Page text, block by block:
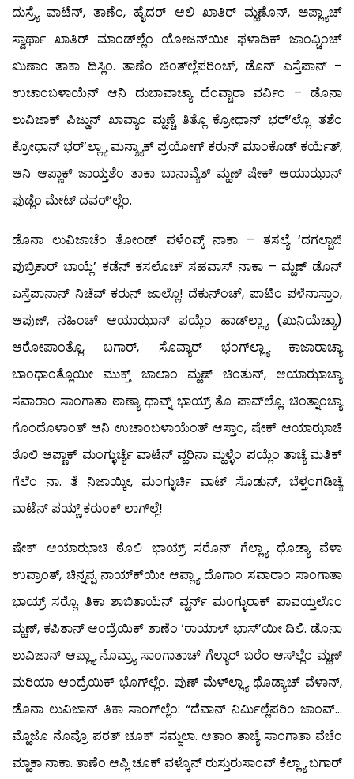
ದುಸ್ರ್ಯೆ ವಾಟೆನ್, ತಾಣೆಂ, ಹೈದರ್ ಆಲಿ ಖಾತಿರ್ ಮ್ಹಣೊನ್, ಅಪ್ಲ್ಯಾಚ್
ಸ್ವಾರ್ಥಾ ಖಾತಿರ್ ಮಾಂಡ್‍ಲ್ಲೆಂ ಯೋಜನ್‍ಯೀ ಫಳಾದಿಕ್ ಜಾಂವ್ಚಿಂಚ್
ಖುಣಾಂ ತಾಕಾ ದಿಸ್ಲಿಂ. ತಾಣೆಂ ಚಿಂತ್‍ಲ್ಲೆಪರಿಂಚ್, ಡೊನ್ ಎಸ್ತೆಪಾನ್ –
ಉಚಾಂಬಳಾಯೆನ್ ಆನಿ ದುಬಾವಾಚ್ಯಾ ದೆಂವ್ಚಾರಾ ವರ್ವಿಂ – ಡೊನಾ
ಲುವಿಜಾಕ್ ಪಿಜ್ಡುನ್ ಖಾವ್ಯಾಂ ಮ್ಹಣ್ಚೆ ತಿತ್ಲೊ ಕ್ರೋಧಾನ್ ಭರ್’ಲ್ಲೊ. ತಶೆಂ
ಕ್ರೋಧಾನ್ ಭರ್’ಲ್ಲ್ಯಾ ಮನ್ಶ್ಯಾಕ್ ಪ್ರಯೋಗ್ ಕರುನ್ ಮಾಂಕೊಡ್ ಕರ್ಯೆತ್,
ಆನಿ ಆಪ್ಣಾಕ್ ಜಾಯ್ತಶೆಂ ತಾಕಾ ಬಾನಾವ್ಯೆತ್ ಮ್ಹಣ್ ಷೇಕ್ ಆಯಾಝಾನ್
ಫುಡ್ಲೆಂ ಮೇಟ್ ದವರ್’ಲ್ಲೆಂ.
ಡೊನಾ ಲುವಿಜಾಚೆಂ ತೋಂಡ್ ಪಳೆಂವ್ಕ್ ನಾಕಾ – ತಸಲ್ಯೆ ‘ದಗಲ್ಬಾಜಿ
ಪುಬ್ರಿಕಾರ್ ಬಾಯ್ಲೆ’ ಕಡೆನ್ ಕಸಲೊಚ್ ಸಹವಾಸ್ ನಾಕಾ – ಮ್ಹಣ್ ಡೊನ್
ಎಸ್ತೆಪಾನಾನ್ ನಿಚೆವ್ ಕರುನ್ ಜಾಲ್ಲೊ! ದೆಕುನ್‍ಂಚ್, ಪಾಟಿಂ ಪಳೆನಾಸ್ತಾಂ,
ಆಪುಣ್, ನಹಿಂಚ್ ಆಯಾಝಾನ್ ಪಯ್ಲೆಂ ಹಾಡ್‍ಲ್ಲ್ಯಾ (ಖುನಿಯೆಚ್ಯಾ)
ಆರೋಪಾಂತ್ಲೊ, ಬಗಾರ್, ಸೊವ್ಯಾರ್ ಭಂಗ್‍ಲ್ಲ್ಯಾ ಕಾಜಾರಾಚ್ಯಾ
ಬಾಂಧಾಂತ್ಲೊಯೀ ಮುಕ್ತ್ ಜಾಲಾಂ ಮ್ಹಣ್ ಚಿಂತುನ್, ಆಯಾಝಾಚ್ಯಾ
ಸವಾರಾಂ ಸಾಂಗಾತಾ ಠಾಣ್ಯಾ ಥಾವ್ನ್ ಭಾಯ್ರ್ ತೊ ಪಾವ್‍ಲ್ಲೊ. ಚಿಂತ್ನಾಂಚ್ಯಾ
ಗೊಂದೊಳಾಂತ್ ಆನಿ ಉಚಾಂಬಳಾಯೆಂತ್ ಆಸ್ತಾಂ, ಷೇಕ್ ಆಯಾಝಾಚಿ
ಠೊಲಿ ಆಪ್ಣಾಕ್ ಮಂಗ್ಳುರ್ಚ್ಯೆ ವಾಟೆನ್ ವ್ಹರಿನಾ ಮ್ಹಳ್ಳೆಂ ಪಯ್ಲೆಂ ತಾಚ್ಯೆ ಮತಿಕ್
ಗೆಲೆಂ ನಾ. ತೆ ನಿಜಾಯ್ಕೀ, ಮಂಗ್ಳುರ್ಚಿ ವಾಟ್ ಸೊಡುನ್, ಬೆಳ್ತಂಗಡಿಚ್ಯೆ
ವಾಟೆನ್ ಪಯ್ಣ್ ಕರುಂಕ್ ಲಾಗ್‍ಲ್ಲೆ!
ಷೇಕ್ ಆಯಾಝಾಚಿ ಠೊಲಿ ಭಾಯ್ರ್ ಸರೊನ್ ಗೆಲ್ಲ್ಯಾ ಥೊಡ್ಯಾ ವೆಳಾ
ಉಪ್ರಾಂತ್, ಚಿನ್ನಪ್ಪ ನಾಯ್ಕ್‍ಯೀ ಆಪ್ಲ್ಯಾ ದೊಗಾಂ ಸವಾರಾಂ ಸಾಂಗಾತಾ
ಭಾಯ್ರ್ ಸರ್‍ಲೊ. ತಿಕಾ ಶಾಬಿತಾಯೆನ್ ವ್ಹರ್ನ್ ಮಂಗ್ಳುರಾಕ್ ಪಾವಯ್ತಲೊಂ
ಮ್ಹಣ್, ಕಪಿತಾನ್ ಆಂದ್ರೆಯಿಕ್ ತಾಣೆಂ ‘ರಾಯಾಳ್ ಭಾಸ್’ಯೀ ದಿಲಿ. ಡೊನಾ
ಲುವಿಜಾನ್ ಆಪ್ಲ್ಯಾ ನೊವ್ರ್ಯಾ ಸಾಂಗಾತಾಚ್ ಗೆಲ್ಯಾರ್ ಬರೆಂ ಆಸ್‍ಲ್ಲೆಂ ಮ್ಹಣ್
ಮರಿಯಾ ಆಂದ್ರೆಯಿಕ್ ಭೊಗ್‍ಲ್ಲೆಂ. ಪುಣ್ ಮೆಳ್‍ಲ್ಲ್ಯಾ ಥೊಡ್ಯಾಚ್ ವೆಳಾನ್,
ಡೊನಾ ಲುವಿಜಾನ್ ತಿಕಾ ಸಾಂಗ್‍ಲ್ಲೆಂ: “ದೆವಾನ್ ನಿರ್ಮಿಲ್ಲೆಪರಿಂ ಜಾಂವ್…
ಮ್ಹೊಜೊ ನೊವ್ರೊ ಪರತ್ ಚೂಕ್ ಸಮ್ಜಲಾ. ಆತಾಂ ತಾಚ್ಯೆ ಸಾಂಗಾತಾ ವೆಚೆಂ
ಮ್ಹಾಕಾ ನಾಕಾ. ತಾಣೆಂ ಆಪ್ಲಿ ಚೂಕ್ ವಳ್ಕೊನ್ ರುಸ್ತುರುಸಾಂವ್ ಕೆಲ್ಲ್ಯಾ ಬಗಾರ್